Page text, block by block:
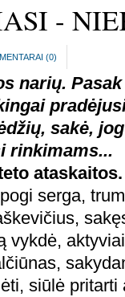
-
(0)
narių.
sakė,
rinkimams...
serga,
vykdė,
siūlė